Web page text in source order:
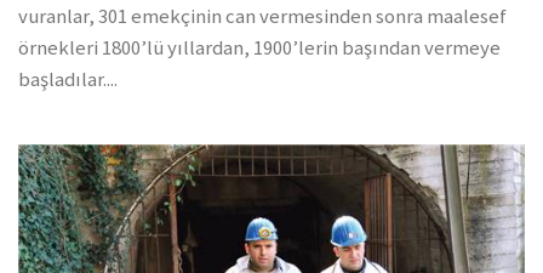
vuranlar, 301 emekçinin can vermesinden sonra maalesef
örnekleri 1800’lü yıllardan, 1900’lerin başından vermeye
başladılar....